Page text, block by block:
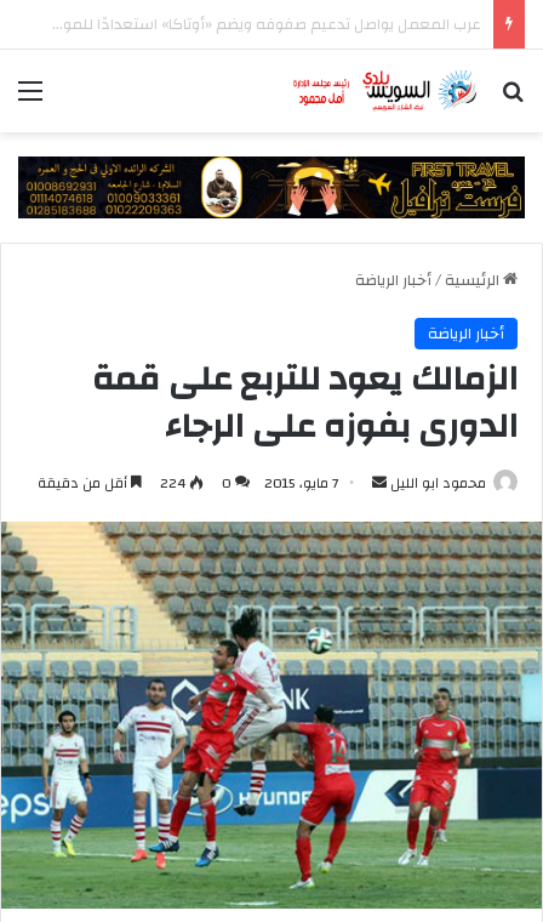
الأهلي يواصل تحضيراته في إسبانيا قبل مواجهة برشلونة وانطلاق الدوري
بحث عن
الرئيسية/أخبار الرياضة
أخبار الرياضة
الزمالك يعود للتربع على قمة
الدورى بفوزه على الرجاء
محمود ابو الليل
أرسل
إلكترونيا
7 مايو، 2015 0
224 أقل من دقيقة